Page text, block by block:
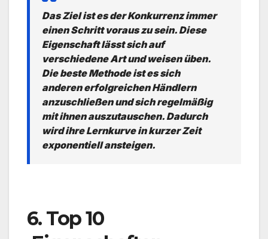
Das Ziel ist es der Konkurrenz immer
einen Schritt voraus zu sein. Diese
Eigenschaft lässt sich auf
verschiedene Art und weisen üben.
Die beste Methode ist es sich
anderen erfolgreichen Händlern
anzuschließen und sich regelmäßig
mit ihnen auszutauschen. Dadurch
wird ihre Lernkurve in kurzer Zeit
exponentiell ansteigen.
6. Top 10